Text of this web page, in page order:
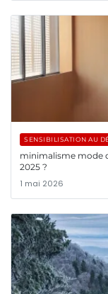
SENSIBILISATION AU
minimalisme mode
2025 ?
1 mai 2026